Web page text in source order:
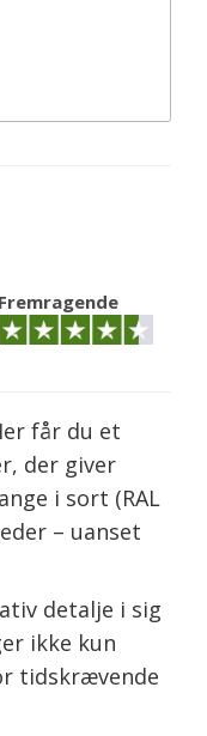
Fremragende
får du et
der giver
i sort (RAL
– uanset
detalje i sig
ikke kun
tidskrævende